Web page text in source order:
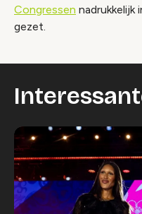
Congressen nadrukkelijk
gezet.